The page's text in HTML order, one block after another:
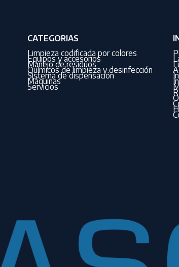
CATEGORIAS
Limpieza codificada por colores
Equipos y accesorios
Manejo de residuos
Químicos de limpieza y desinfección
Sistema de dispensación
Máquinas
Servicios